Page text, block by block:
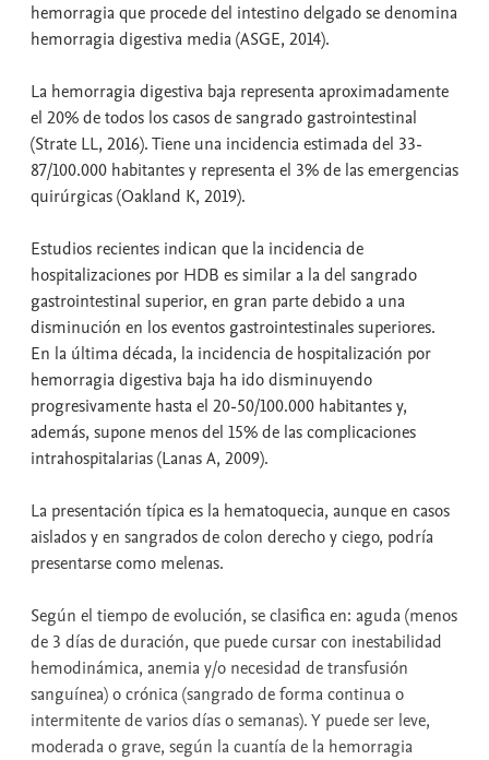
hemorragia que procede del intestino delgado se denomina
hemorragia digestiva media (ASGE, 2014).
La hemorragia digestiva baja representa aproximadamente
el 20% de todos los casos de sangrado gastrointestinal
(Strate LL, 2016). Tiene una incidencia estimada del 33-
87/100.000 habitantes y representa el 3% de las emergencias
quirúrgicas (Oakland K, 2019).
Estudios recientes indican que la incidencia de
hospitalizaciones por HDB es similar a la del sangrado
gastrointestinal superior, en gran parte debido a una
disminución en los eventos gastrointestinales superiores.
En la última década, la incidencia de hospitalización por
hemorragia digestiva baja ha ido disminuyendo
progresivamente hasta el 20-50/100.000 habitantes y,
además, supone menos del 15% de las complicaciones
intrahospitalarias (Lanas A, 2009).
La presentación típica es la hematoquecia, aunque en casos
aislados y en sangrados de colon derecho y ciego, podría
presentarse como melenas.
Según el tiempo de evolución, se clasifica en: aguda (menos
de 3 días de duración, que puede cursar con inestabilidad
hemodinámica, anemia y/o necesidad de transfusión
sanguínea) o crónica (sangrado de forma continua o
intermitente de varios días o semanas). Y puede ser leve,
moderada o grave, según la cuantía de la hemorragia